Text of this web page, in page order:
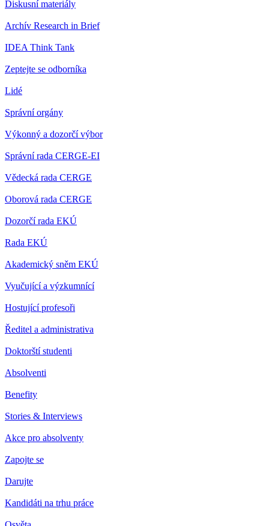
Diskusní materiály
Archív Research in Brief
IDEA Think Tank
Zeptejte se odborníka
Lidé
Správní orgány
Výkonný a dozorčí výbor
Správní rada CERGE-EI
Vědecká rada CERGE
Oborová rada CERGE
Dozorčí rada EKÚ
Rada EKÚ
Akademický sněm EKÚ
Vyučující a výzkumnící
Hostující profesoři
Ředitel a administrativa
Doktorští studenti
Absolventi
Benefity
Stories & Interviews
Akce pro absolventy
Zapojte se
Darujte
Kandidáti na trhu práce